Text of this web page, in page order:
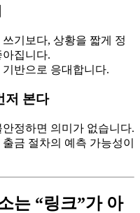
기보다, 상황을 짧게 정
집니다.
반으로 응대합니다.
저 본다
정하면 의미가 없습니다.
금 절차의 예측 가능성이
는 “링크”가 아